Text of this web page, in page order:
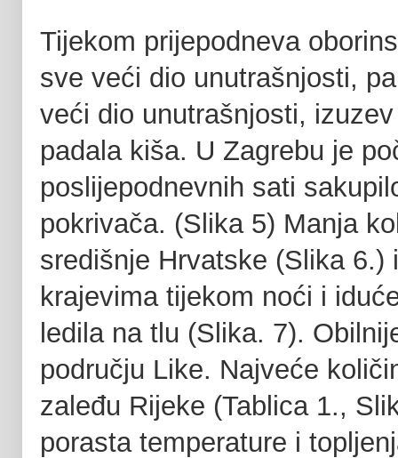
Tijekom prijepodneva
sve veći dio unutrašnjosti,
veći dio unutrašnjosti,
padala kiša. U Zagrebu je
poslijepodnevnih sati
pokrivača. (Slika 5) Manja
središnje Hrvatske (Slika
krajevima tijekom noći i
ledila na tlu (Slika. 7).
području Like. Najveće
zaleđu Rijeke (Tablica 1.,
porasta temperature i